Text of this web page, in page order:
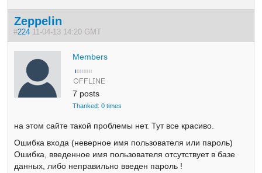
Zeppelin
#224 11-04-13 14:20 GMT
Members
7 posts
Thanked: 0 times
на этом сайте такой проблемы нет. Тут все красиво.
Ошибка входа (неверное имя пользователя или пароль)
Ошибка, введенное имя пользователя отсутствует в базе
данных, либо неправильно введен пароль !